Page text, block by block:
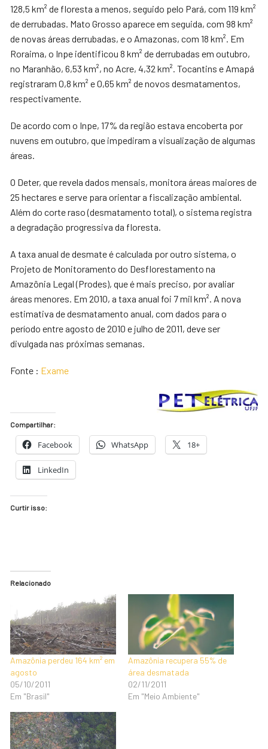
128,5 km² de floresta a menos, seguido pelo Pará, com 119 km²
de derrubadas. Mato Grosso aparece em seguida, com 98 km²
de novas áreas derrubadas, e o Amazonas, com 18 km². Em
Roraima, o Inpe identificou 8 km² de derrubadas em outubro,
no Maranhão, 6,53 km², no Acre, 4,32 km². Tocantins e Amapá
registraram 0,8 km² e 0,65 km² de novos desmatamentos,
respectivamente.
De acordo com o Inpe, 17% da região estava encoberta por
nuvens em outubro, que impediram a visualização de algumas
áreas.
O Deter, que revela dados mensais, monitora áreas maiores de
25 hectares e serve para orientar a fiscalização ambiental.
Além do corte raso (desmatamento total), o sistema registra
a degradação progressiva da floresta.
A taxa anual de desmate é calculada por outro sistema, o
Projeto de Monitoramento do Desflorestamento na
Amazônia Legal (Prodes), que é mais preciso, por avaliar
áreas menores. Em 2010, a taxa anual foi 7 mil km². A nova
estimativa de desmatamento anual, com dados para o
período entre agosto de 2010 e julho de 2011, deve ser
divulgada nas próximas semanas.
Fonte : Exame
Compartilhar:
Facebook WhatsApp 18+
LinkedIn
Curtir isso:
Relacionado
Amazônia perdeu 164 km² em
agosto
05/10/2011
Em "Brasil"
Amazônia recupera 55% de
área desmatada
02/11/2011
Em "Meio Ambiente"